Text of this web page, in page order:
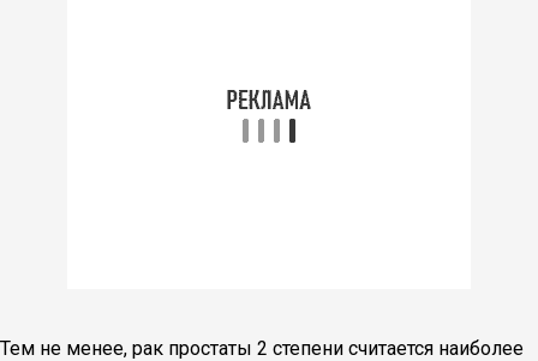
Тем не менее, рак простаты 2 степени считается наиболее